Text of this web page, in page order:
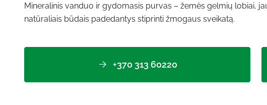
Mineralinis vanduo ir gydomasis purvas – žemės gelmių lobiai,
natūraliais būdais padedantys stiprinti žmogaus sveikatą.
+370 313 60220